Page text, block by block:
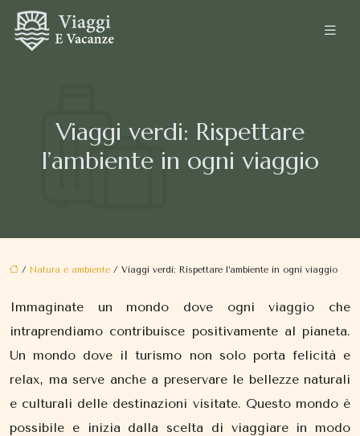
Viaggi verdi: Rispettare
l’ambiente in ogni viaggio
/ Natura e ambiente / Viaggi verdi: Rispettare l’ambiente in ogni viaggio
Immaginate un mondo dove ogni viaggio che
intraprendiamo contribuisce positivamente al pianeta.
Un mondo dove il turismo non solo porta felicità e
relax, ma serve anche a preservare le bellezze naturali
e culturali delle destinazioni visitate. Questo mondo è
possibile e inizia dalla scelta di viaggiare in modo